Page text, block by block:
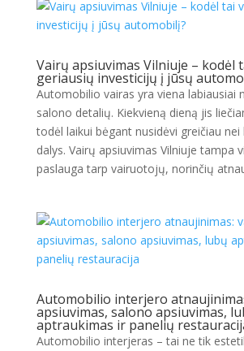
Vairų apsiuvimas Vilniuje – kodėl
geriausių investicijų į jūsų
Automobilio vairas yra viena labiausiai
salono detalių. Kiekvieną dieną jis
todėl laikui bėgant nusidėvi greičiau
dalys. Vairų apsiuvimas Vilniuje tampa
paslauga tarp vairuotojų, norinčių
Automobilio interjero
apsiuvimas, salono apsiuvimas,
aptraukimas ir panelių
Automobilio interjeras – tai ne tik